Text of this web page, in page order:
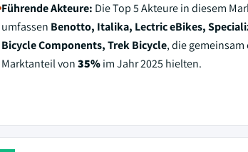
Führende Akteure: Die Top 5 Akteure in diesem
umfassen Benotto, Italika, Lectric eBikes,
Bicycle Components, Trek Bicycle, die gemeinsam
Marktanteil von35%im Jahr 2025 hielten.